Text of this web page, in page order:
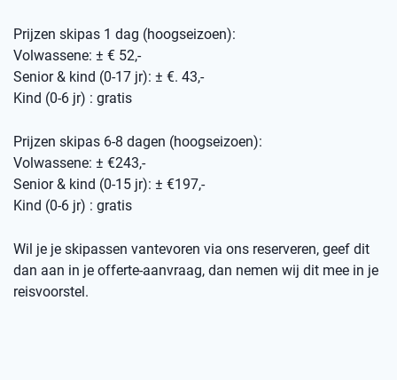
Prijzen skipas 1 dag (hoogseizoen):
Volwassene: ± € 52,-
Senior & kind (0-17 jr): ± €. 43,-
Kind (0-6 jr) : gratis
Prijzen skipas 6-8 dagen (hoogseizoen):
Volwassene: ± €243,-
Senior & kind (0-15 jr): ± €197,-
Kind (0-6 jr) : gratis
Wil je je skipassen vantevoren via ons reserveren, geef dit
dan aan in je offerte-aanvraag, dan nemen wij dit mee in je
reisvoorstel.